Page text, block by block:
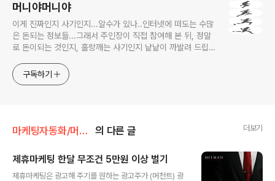
머니야머니야
이게 진짜인지 사기인지...알수가 있나..인터넷에 떠도는 수많
은 돈되는 정보들...그래서 주인장이 직접 참여해 본 뒤, 정말
로 돈이되는 것인지, 홀랑깨는 사기인지 낱낱이 까발려 드립니
야~구독하기
마케팅자동화/머니머신 의 다른 글 더보기
제휴마케팅 한달 무조건 5만원 이상 벌기
제휴마케팅은 광고해 주기를 원하는 광고주가 (머천트) 광